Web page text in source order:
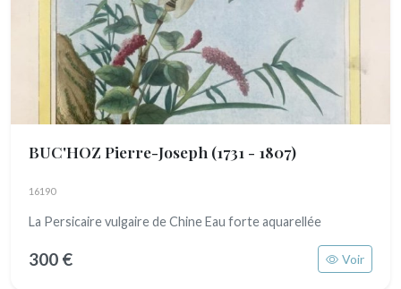
BUC'HOZ Pierre-Joseph (1731 - 1807)
16190
La Persicaire vulgaire de Chine Eau forte aquarellée
300 € Voir